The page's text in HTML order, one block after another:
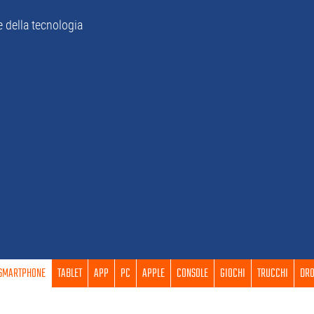
della tecnologia
TABLET APP PC APPLE CONSOLE GIOCHI TRUCCHI